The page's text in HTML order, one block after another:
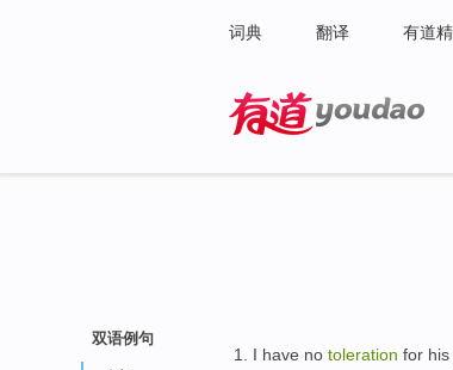
词典 翻译 有道
双语例句
I have no toleration for his